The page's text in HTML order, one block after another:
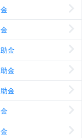
金
金
金